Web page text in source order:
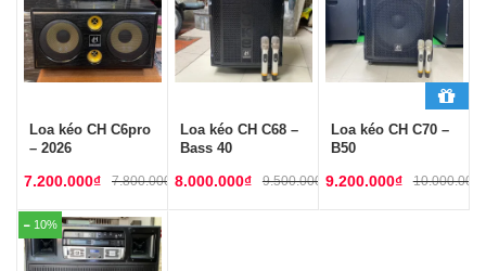
Loa kéo CH C6pro
– 2026
7.800.000 ₫
7.200.000₫
Loa kéo CH C68 –
Bass 40
9.500.000 ₫
8.000.000₫
Loa kéo CH C70 –
B50
10.000.000
9.200.000₫
10%